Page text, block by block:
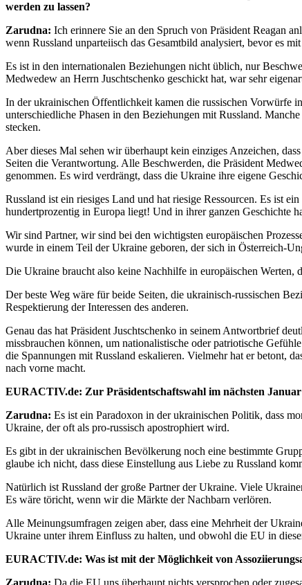
werden zu lassen?
Zarudna: Ich erinnere Sie an den Spruch von Präsident Reagan
wenn Russland unparteiisch das Gesamtbild analysiert, bevor es
Es ist in den internationalen Beziehungen nicht üblich, nur
Medwedew an Herrn Juschtschenko geschickt hat, war sehr
In der ukrainischen Öffentlichkeit kamen die russischen Vorwürfe
unterschiedliche Phasen in den Beziehungen mit Russland.
stecken.
Aber dieses Mal sehen wir überhaupt kein einziges Anzeichen,
Seiten die Verantwortung. Alle Beschwerden, die Präsident
genommen. Es wird verdrängt, dass die Ukraine ihre eigene
Russland ist ein riesiges Land und hat riesige Ressourcen. Es ist
hundertprozentig in Europa liegt! Und in ihrer ganzen Geschichte
Wir sind Partner, wir sind bei den wichtigsten europäischen
wurde in einem Teil der Ukraine geboren, der sich in Österreich-
Die Ukraine braucht also keine Nachhilfe in europäischen
Der beste Weg wäre für beide Seiten, die ukrainisch-russischen
Respektierung der Interessen des anderen.
Genau das hat Präsident Juschtschenko in seinem Antwortbrief
missbrauchen können, um nationalistische oder patriotische
die Spannungen mit Russland eskalieren. Vielmehr hat er betont,
nach vorne macht.
EURACTIV.de: Zur Präsidentschaftswahl im nächsten
Zarudna: Es ist ein Paradoxon in der ukrainischen Politik, dass
Ukraine, der oft als pro-russisch apostrophiert wird.
Es gibt in der ukrainischen Bevölkerung noch eine bestimmte
glaube ich nicht, dass diese Einstellung aus Liebe zu Russland
Natürlich ist Russland der große Partner der Ukraine. Viele
Es wäre töricht, wenn wir die Märkte der Nachbarn verlören.
Alle Meinungsumfragen zeigen aber, dass eine Mehrheit der
Ukraine unter ihrem Einfluss zu halten, und obwohl die EU in
EURACTIV.de: Was ist mit der Möglichkeit von